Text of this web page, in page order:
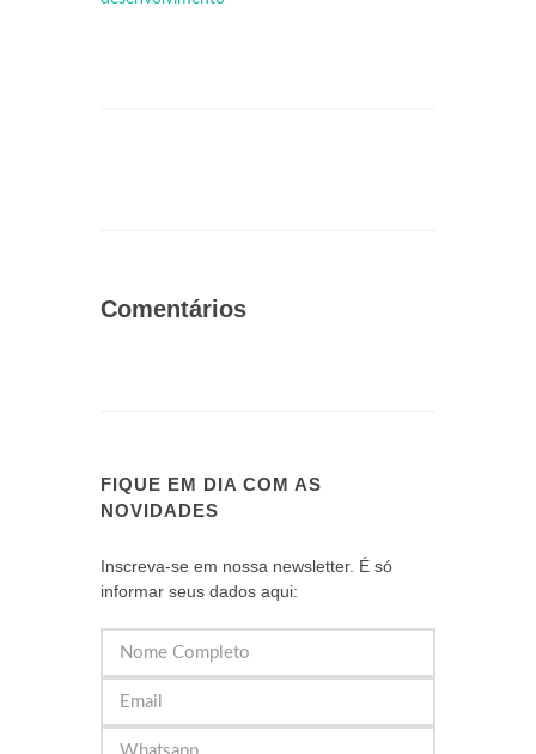
Comentários
FIQUE EM DIA COM AS
NOVIDADES
Inscreva-se em nossa newsletter. É só
informar seus dados aqui: